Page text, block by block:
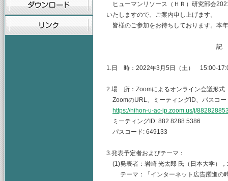
ヒューマンリソース（ＨＲ）研究部会
いたしますので、ご案内申し上げます。
皆様のご参加をお待ちしております。本
記
1.日 時：2022年3月5日（土） 15:00-
2.場 所：Zoomによるオンライン会議形式
ZoomのURL、ミーティングID、パスコー
https://nihon-u-ac-jp.zoom.us/j/
ミーティングID: 882 8288 5386
パスコード: 649133
3.発表予定者およびテーマ：
(1)発表者：岩崎 光太郎 氏（日本大学）
テーマ：「インターネット広告躍進の